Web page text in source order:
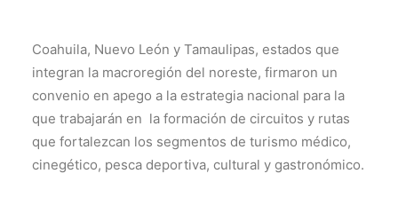
Coahuila, Nuevo León y Tamaulipas, estados que
integran la macroregión del noreste, firmaron un
convenio en apego a la estrategia nacional para la
que trabajarán en la formación de circuitos y rutas
que fortalezcan los segmentos de turismo médico,
cinegético, pesca deportiva, cultural y gastronómico.